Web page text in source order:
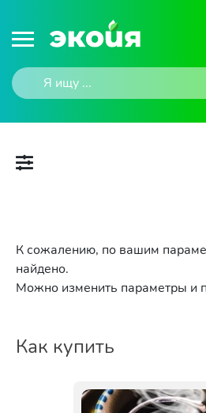
К сожалению, по вашим
найдено.
Можно изменить параметры и
Как купить